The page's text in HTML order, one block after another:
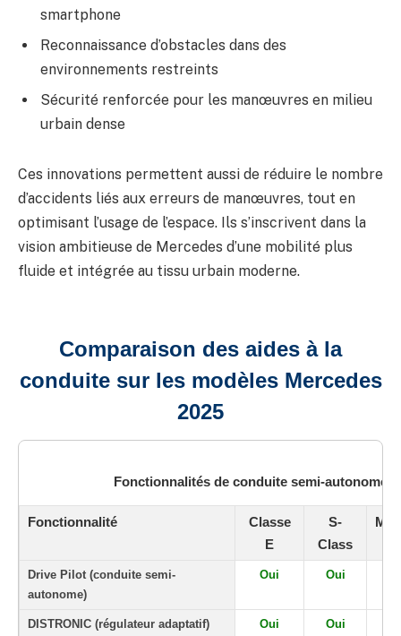
smartphone
Reconnaissance d’obstacles dans des
environnements restreints
Sécurité renforcée pour les manœuvres en milieu
urbain dense
Ces innovations permettent aussi de réduire le nombre
d’accidents liés aux erreurs de manœuvres, tout en
optimisant l’usage de l’espace. Ils s’inscrivent dans la
vision ambitieuse de Mercedes d’une mobilité plus
fluide et intégrée au tissu urbain moderne.
Comparaison des aides à la
conduite sur les modèles Mercedes
2025
Fonctionnalités de conduite semi-autonome
Fonctionnalité
Classe
E
S-
Class
Drive Pilot (conduite semi-
autonome)
Oui Oui
DISTRONIC (régulateur adaptatif) Oui Oui